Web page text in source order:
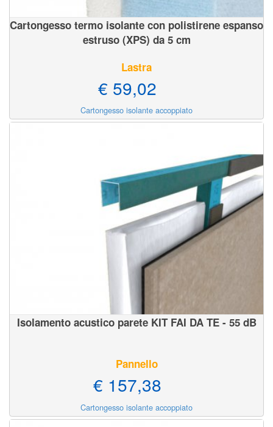
Cartongesso termo isolante con polistirene espanso
estruso (XPS) da 5 cm
Lastra
€ 59,02
Cartongesso isolante accoppiato
Isolamento acustico parete KIT FAI DA TE - 55 dB
Pannello
€ 157,38
Cartongesso isolante accoppiato